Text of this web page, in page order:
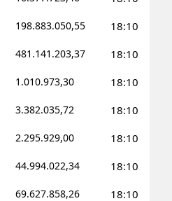
198.883.050,55 18:10
481.141.203,37 18:10
1.010.973,30 18:10
3.382.035,72 18:10
2.295.929,00 18:10
44.994.022,34 18:10
69.627.858,26 18:10